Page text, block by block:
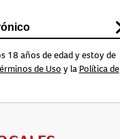
18 años de edad y estoy de
de Uso y la Política de